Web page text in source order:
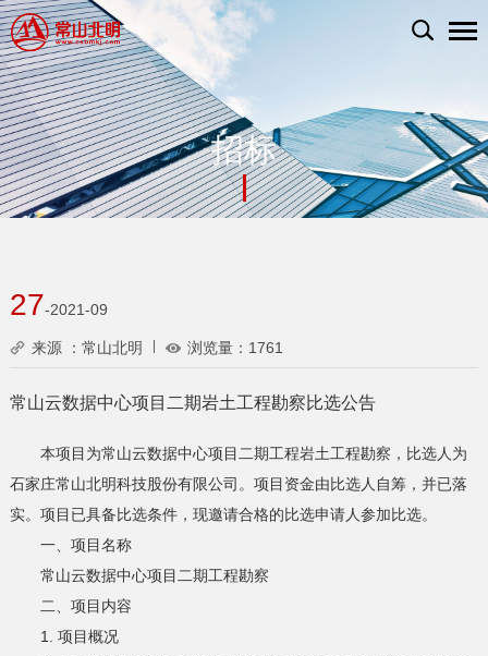
招标
27-2021-09
来源 ：常山北明 浏览量： 1761
常山云数据中心项目二期岩土工程勘察比选公告
本项目为常山云数据中心项目二期工程岩土工程勘察，比选人为
石家庄常山北明科技股份有限公司。项目资金由比选人自筹，并已落
实。项目已具备比选条件，现邀请合格的比选申请人参加比选。
一、项目名称
常山云数据中心项目二期工程勘察
二、项目内容
1. 项目概况